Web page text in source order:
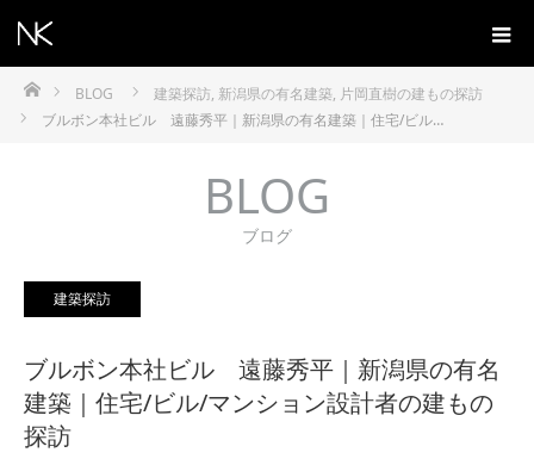
ホームBLOG 建築探訪, 新潟県の有名建築, 片岡直樹の建もの探訪
ブルボン本社ビル 遠藤秀平｜新潟県の有名建築｜住宅/ビル…
BLOG
ブログ
建築探訪
ブルボン本社ビル 遠藤秀平｜新潟県の有名
建築｜住宅/ビル/マンション設計者の建もの
探訪